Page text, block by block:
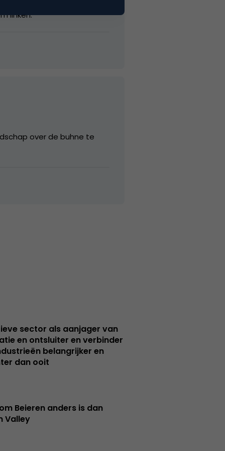
linken.
over de buhne te
sector als aanjager van
en ontsluiter en verbinder
belangrijker en
dan ooit
Beieren anders is dan
Valley